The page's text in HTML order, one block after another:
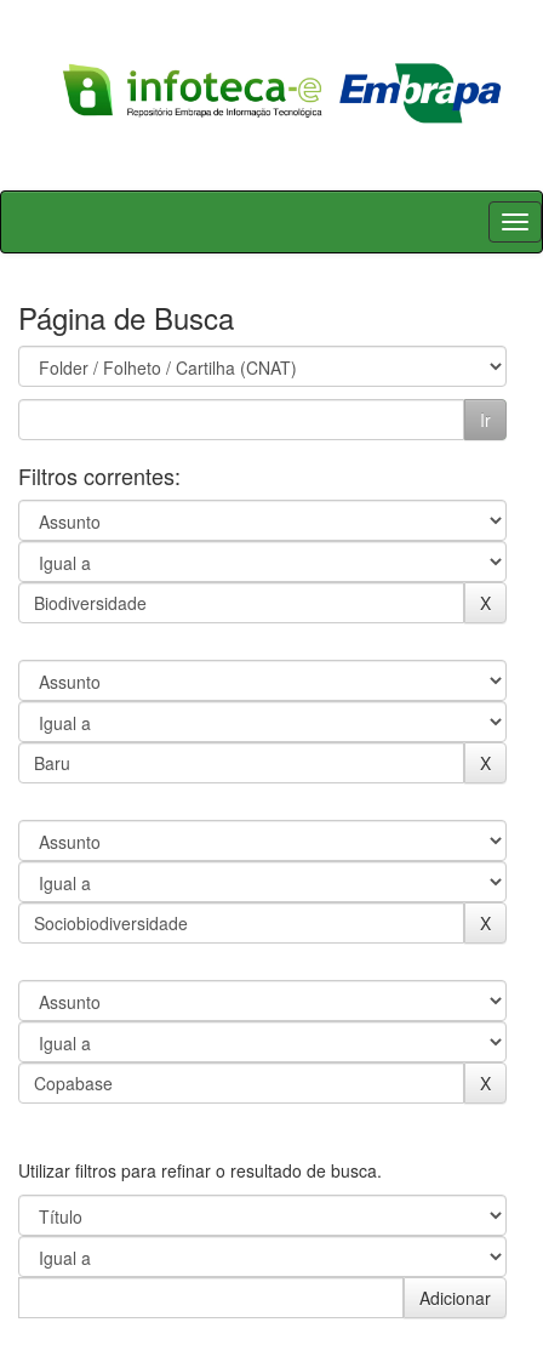
Skip
Página de Busca
Filtros correntes:
Utilizar filtros para refinar o resultado de busca.